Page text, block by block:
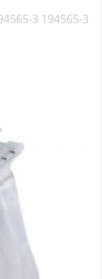
3 194565-3